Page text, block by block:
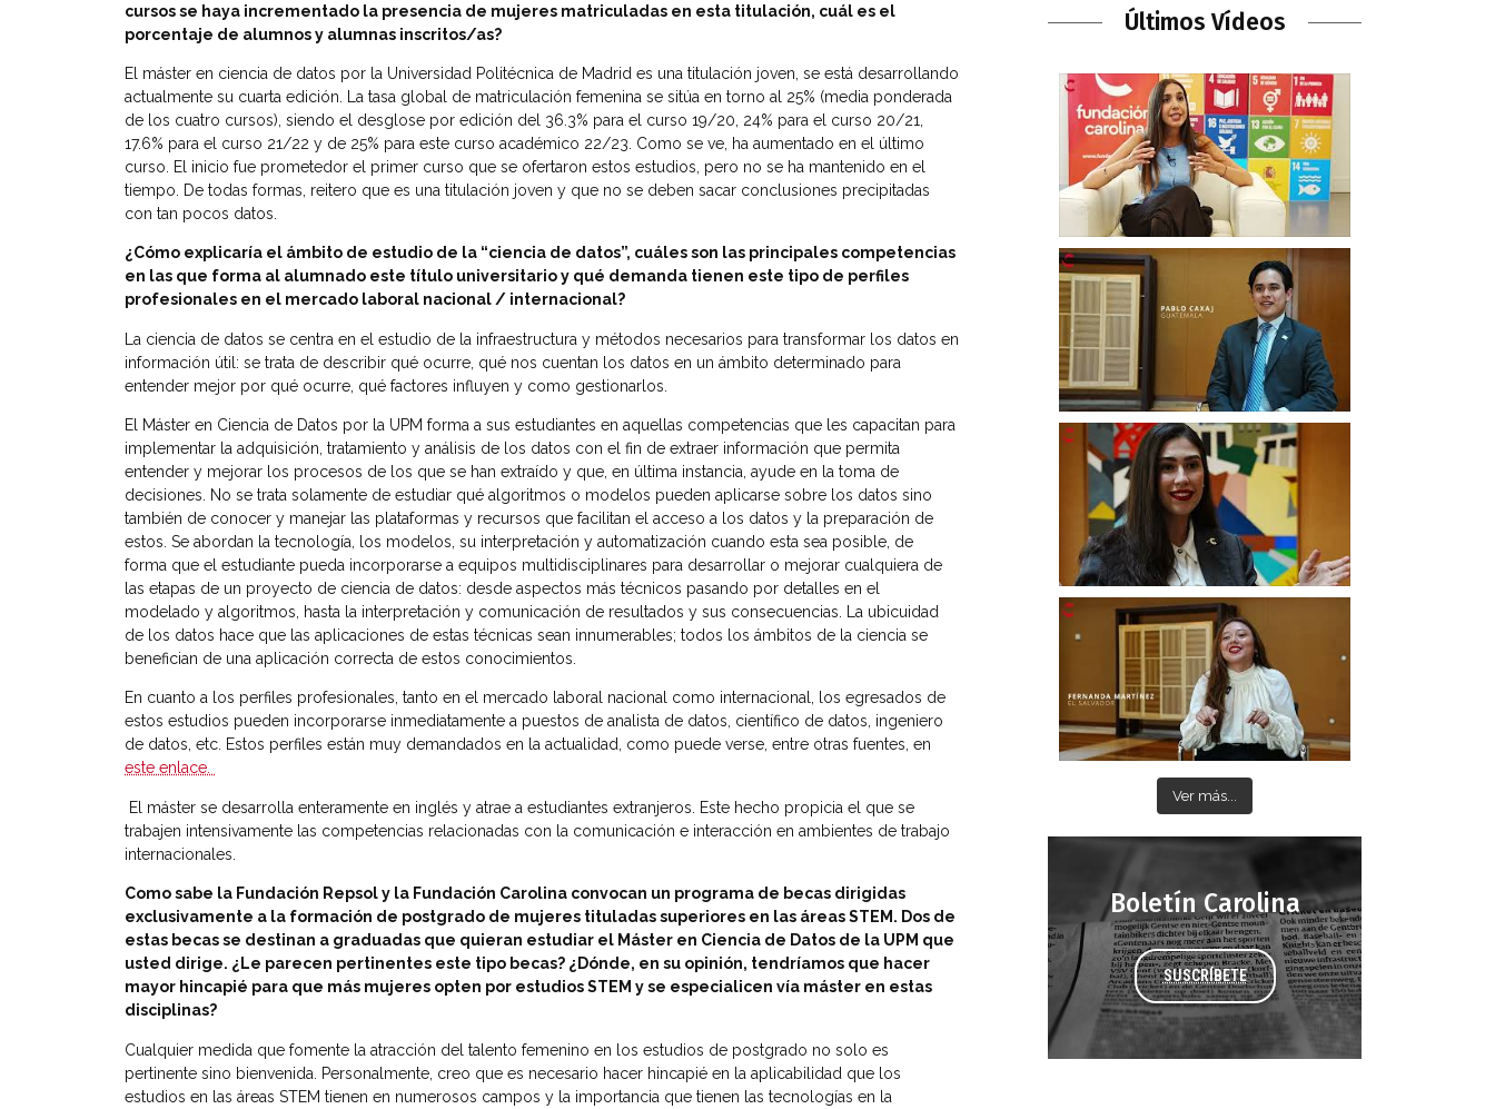
cursos se haya incrementado la presencia de mujeres matriculadas en esta titulación, cuál es el
porcentaje de alumnos y alumnas inscritos/as?
El máster en ciencia de datos por la Universidad Politécnica de Madrid es una titulación joven, se está desarrollando
actualmente su cuarta edición. La tasa global de matriculación femenina se sitúa en torno al 25% (media ponderada
de los cuatro cursos), siendo el desglose por edición del 36.3% para el curso 19/20, 24% para el curso 20/21,
17.6% para el curso 21/22 y de 25% para este curso académico 22/23. Como se ve, ha aumentado en el último
curso. El inicio fue prometedor el primer curso que se ofertaron estos estudios, pero no se ha mantenido en el
tiempo. De todas formas, reitero que es una titulación joven y que no se deben sacar conclusiones precipitadas
con tan pocos datos.
¿Cómo explicaría el ámbito de estudio de la “ciencia de datos”, cuáles son las principales competencias
en las que forma al alumnado este título universitario y qué demanda tienen este tipo de perfiles
profesionales en el mercado laboral nacional / internacional?
La ciencia de datos se centra en el estudio de la infraestructura y métodos necesarios para transformar los datos en
información útil: se trata de describir qué ocurre, qué nos cuentan los datos en un ámbito determinado para
entender mejor por qué ocurre, qué factores influyen y como gestionarlos.
El Máster en Ciencia de Datos por la UPM forma a sus estudiantes en aquellas competencias que les capacitan para
implementar la adquisición, tratamiento y análisis de los datos con el fin de extraer información que permita
entender y mejorar los procesos de los que se han extraído y que, en última instancia, ayude en la toma de
decisiones. No se trata solamente de estudiar qué algoritmos o modelos pueden aplicarse sobre los datos sino
también de conocer y manejar las plataformas y recursos que facilitan el acceso a los datos y la preparación de
estos. Se abordan la tecnología, los modelos, su interpretación y automatización cuando esta sea posible, de
forma que el estudiante pueda incorporarse a equipos multidisciplinares para desarrollar o mejorar cualquiera de
las etapas de un proyecto de ciencia de datos: desde aspectos más técnicos pasando por detalles en el
modelado y algoritmos, hasta la interpretación y comunicación de resultados y sus consecuencias. La ubicuidad
de los datos hace que las aplicaciones de estas técnicas sean innumerables; todos los ámbitos de la ciencia se
benefician de una aplicación correcta de estos conocimientos.
En cuanto a los perfiles profesionales, tanto en el mercado laboral nacional como internacional, los egresados de
estos estudios pueden incorporarse inmediatamente a puestos de analista de datos, científico de datos, ingeniero
de datos, etc. Estos perfiles están muy demandados en la actualidad, como puede verse, entre otras fuentes, en
este enlace.
El máster se desarrolla enteramente en inglés y atrae a estudiantes extranjeros. Este hecho propicia el que se
trabajen intensivamente las competencias relacionadas con la comunicación e interacción en ambientes de trabajo
internacionales.
Como sabe la Fundación Repsol y la Fundación Carolina convocan un programa de becas dirigidas
exclusivamente a la formación de postgrado de mujeres tituladas superiores en las áreas STEM. Dos de
estas becas se destinan a graduadas que quieran estudiar el Máster en Ciencia de Datos de la UPM que
usted dirige. ¿Le parecen pertinentes este tipo becas? ¿Dónde, en su opinión, tendríamos que hacer
mayor hincapié para que más mujeres opten por estudios STEM y se especialicen vía máster en estas
disciplinas?
Cualquier medida que fomente la atracción del talento femenino en los estudios de postgrado no solo es
pertinente sino bienvenida. Personalmente, creo que es necesario hacer hincapié en la aplicabilidad que los
estudios en las áreas STEM tienen en numerosos campos y la importancia que tienen las tecnologías en la
Últimos Vídeos
Ver más...
Boletín Carolina
SUSCRÍBETE